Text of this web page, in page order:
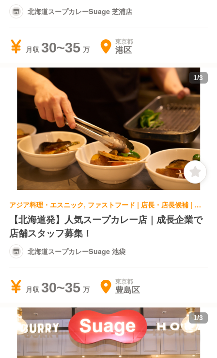
北海道スープカレーSuage 芝浦店
月収 30~35 東京都
港区
1/3
アジア料理・エスニック, ファストフード | 店長・店長候補 | 北海道スープカレーSuage 池袋
【北海道発】人気スープカレー店｜成長企業で
店舗スタッフ募集！
北海道スープカレーSuage 池袋
月収 30~35 東京都
豊島区
1/3